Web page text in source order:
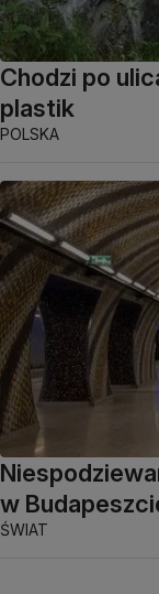
Chodzi po
plastik
POLSKA
w
ŚWIAT